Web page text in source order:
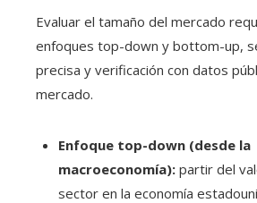
Evaluar el tamaño del mercado
enfoques top-down y bottom-up,
precisa y verificación con datos
mercado.
Enfoque top-down (desde la
macroeconomía): partir del
sector en la economía